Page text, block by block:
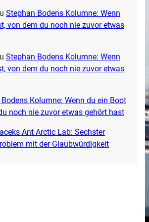
Stephan Bodens Kolumne: Wenn
von dem du noch nie zuvor etwas
Stephan Bodens Kolumne: Wenn
von dem du noch nie zuvor etwas
Kolumne: Wenn du ein Boot
noch nie zuvor etwas gehört hast
Ant Arctic Lab: Sechster
mit der Glaubwürdigkeit